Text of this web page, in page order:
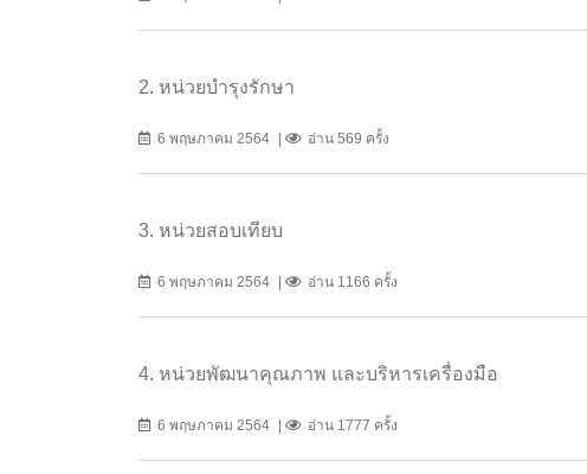
2. หน่วยบำรุงรักษา
6 พฤษภาคม 2564 อ่าน 569 ครั้ง
3. หน่วยสอบเทียบ
6 พฤษภาคม 2564 อ่าน 1166 ครั้ง
4. หน่วยพัฒนาคุณภาพ และบริหารเครื่องมือ
6 พฤษภาคม 2564 อ่าน 1777 ครั้ง